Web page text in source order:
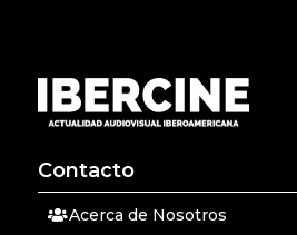
Contacto
Acerca de Nosotros